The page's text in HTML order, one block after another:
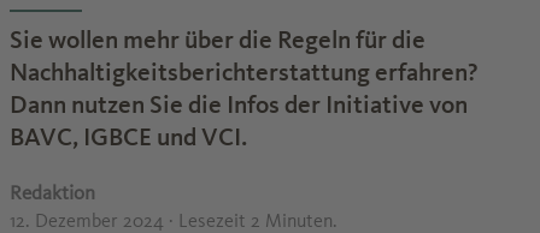
Sie wollen mehr über die Regeln für die
Nachhaltigkeitsberichterstattung erfahren?
Dann nutzen Sie die Infos der Initiative von
BAVC, IGBCE und VCI.
Redaktion
12. Dezember 2024 · Lesezeit 2 Minuten.